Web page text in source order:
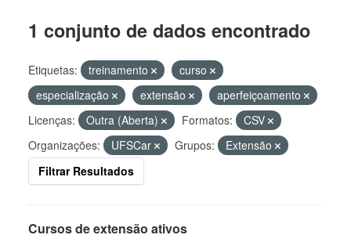
1 conjunto de dados encontrado
Etiquetas: treinamento
curso
especialização
extensão
aperfeiçoamento
Licenças:
Outra (Aberta) Formatos:
CSV
Organizações:
UFSCar Grupos:
Extensão
Filtrar Resultados
Cursos de extensão ativos